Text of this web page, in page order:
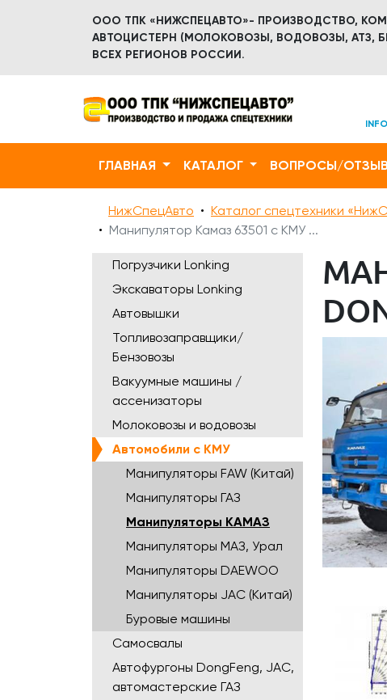
ООО ТПК «НИЖСПЕЦАВТО»- ПРОИЗВОДСТВО,
АВТОЦИСТЕРН (МОЛОКОВОЗЫ, ВОДОВОЗЫ, АТЗ,
ВСЕХ РЕГИОНОВ РОССИИ.
ГЛАВНАЯ КАТАЛОГ ВОПРОСЫ/
НижСпецАвто Каталог спецтехники
Манипулятор Камаз 63501 с КМУ ...
Погрузчики Lonking
Экскаваторы Lonking
Автовышки
Топливозаправщики/
Бензовозы
Вакуумные машины /
ассенизаторы
Молоковозы и водовозы
Автомобили с КМУ
Манипуляторы FAW (Китай)
Манипуляторы ГАЗ
Манипуляторы КАМАЗ
Манипуляторы МАЗ, Урал
Манипуляторы DAEWOO
Манипуляторы JAC (Китай)
Буровые машины
Самосвалы
Автофургоны DongFeng, JAC,
автомастерские ГАЗ